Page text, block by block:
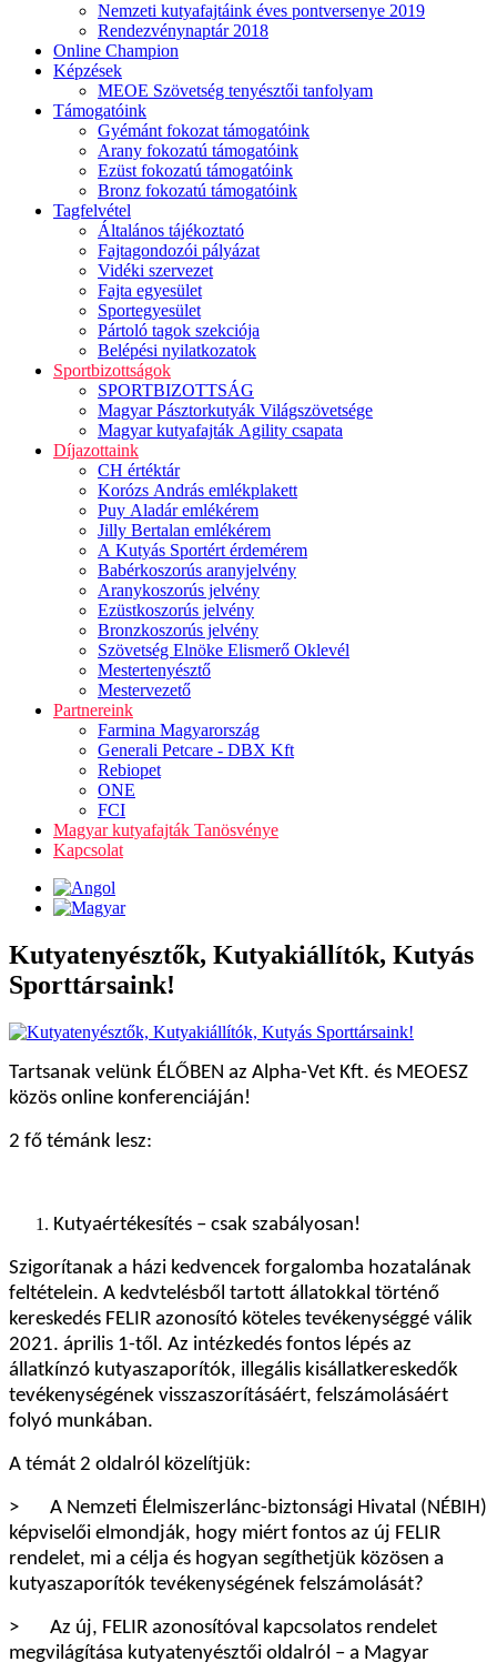
Nemzeti kutyafajtáink éves pontversenye 2019
Rendezvénynaptár 2018
Online Champion
Képzések
MEOE Szövetség tenyésztői tanfolyam
Támogatóink
Gyémánt fokozat támogatóink
Arany fokozatú támogatóink
Ezüst fokozatú támogatóink
Bronz fokozatú támogatóink
Tagfelvétel
Általános tájékoztató
Fajtagondozói pályázat
Vidéki szervezet
Fajta egyesület
Sportegyesület
Pártoló tagok szekciója
Belépési nyilatkozatok
Sportbizottságok
SPORTBIZOTTSÁG
Magyar Pásztorkutyák Világszövetsége
Magyar kutyafajták Agility csapata
Díjazottaink
CH értéktár
Korózs András emlékplakett
Puy Aladár emlékérem
Jilly Bertalan emlékérem
A Kutyás Sportért érdemérem
Babérkoszorús aranyjelvény
Aranykoszorús jelvény
Ezüstkoszorús jelvény
Bronzkoszorús jelvény
Szövetség Elnöke Elismerő Oklevél
Mestertenyésztő
Mestervezető
Partnereink
Farmina Magyarország
Generali Petcare - DBX Kft
Rebiopet
ONE
FCI
Magyar kutyafajták Tanösvénye
Kapcsolat
Kutyatenyésztők, Kutyakiállítók, Kutyás
Sporttársaink!
Tartsanak velünk ÉLŐBEN az Alpha-Vet Kft. és MEOESZ
közös online konferenciáján!
2 fő témánk lesz:
Kutyaértékesítés – csak szabályosan!
Szigorítanak a házi kedvencek forgalomba hozatalának
feltételein. A kedvtelésből tartott állatokkal történő
kereskedés FELIR azonosító köteles tevékenységgé válik
2021. április 1-től. Az intézkedés fontos lépés az
állatkínzó kutyaszaporítók, illegális kisállatkereskedők
tevékenységének visszaszorításáért, felszámolásáért
folyó munkában.
A témát 2 oldalról közelítjük:
> A Nemzeti Élelmiszerlánc-biztonsági Hivatal (NÉBIH)
képviselői elmondják, hogy miért fontos az új FELIR
rendelet, mi a célja és hogyan segíthetjük közösen a
kutyaszaporítók tevékenységének felszámolását?
> Az új, FELIR azonosítóval kapcsolatos rendelet
megvilágítása kutyatenyésztői oldalról – a Magyar